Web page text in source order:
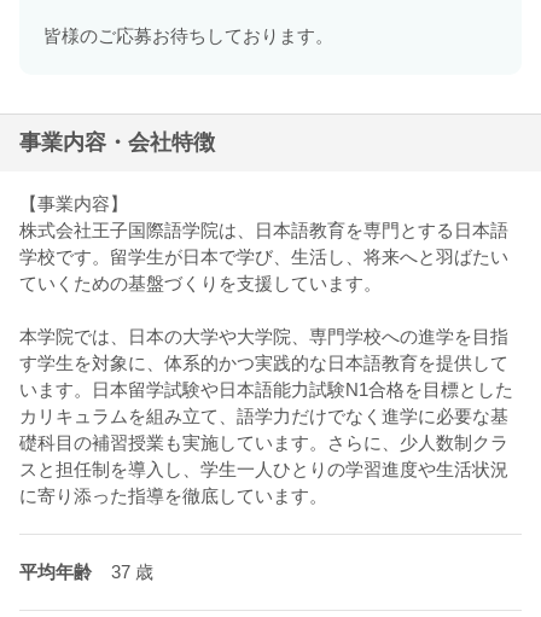
皆様のご応募お待ちしております。
事業内容・会社特徴
【事業内容】
株式会社王子国際語学院は、日本語教育を専門とする日本語
学校です。留学生が日本で学び、生活し、将来へと羽ばたい
ていくための基盤づくりを支援しています。
本学院では、日本の大学や大学院、専門学校への進学を目指
す学生を対象に、体系的かつ実践的な日本語教育を提供して
います。日本留学試験や日本語能力試験N1合格を目標とした
カリキュラムを組み立て、語学力だけでなく進学に必要な基
礎科目の補習授業も実施しています。さらに、少人数制クラ
スと担任制を導入し、学生一人ひとりの学習進度や生活状況
に寄り添った指導を徹底しています。
平均年齢 37 歳